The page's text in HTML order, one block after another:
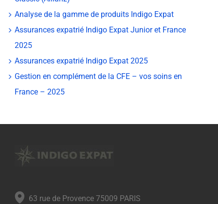
Analyse de la gamme de produits Indigo Expat
Assurances expatrié Indigo Expat Junior et France
2025
Assurances expatrié Indigo Expat 2025
Gestion en complément de la CFE – vos soins en
France – 2025
63 rue de Provence 75009 PARIS